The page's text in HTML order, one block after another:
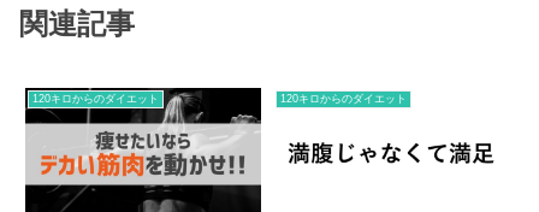
関連記事
120キロからのダイエット 120キロからのダイエット